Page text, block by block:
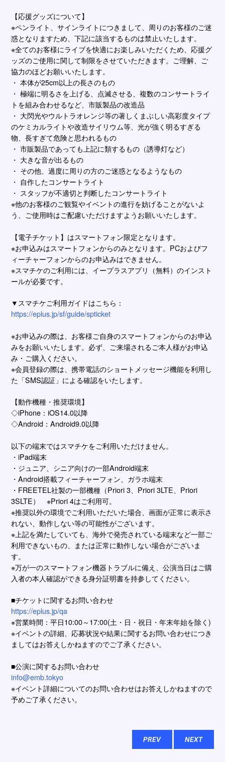
【応援グッズについて】
※ペンライト、サインライトにつきまして、周りのお客様のご迷
惑となりますため、下記に該当するものは禁⽌いたします。
※全てのお客様にライブを快適にお楽しみいただくため、応援グ
ッズのご使⽤に関して制限をさせていただきます。ご理解、ご
協⼒のほどお願いいたします。
・ 本体が25cm以上の⻑さのもの
・ 極端に明るさを上げる、点滅させる、複数のコンサートライ
トを組み合わせるなど、市販製品の改造品
・ ⼤閃光やウルトラオレンジ等の著しくまぶしい⾼彩度タイプ
のケミカルライトや改造サイリウム等、光が強く明るすぎる
物、⻑すぎて危険と思われるもの
・ 市販製品であっても上記に類するもの（誘導灯など）
・ ⼤きな⾳が出るもの
・ その他、過度に周りの⽅のご迷惑となるようなもの
・ ⾃作したコンサートライト
・ スタッフが不適切と判断したコンサートライト
※他のお客様のご観覧やイベントの進⾏を妨げることがないよ
う、ご使⽤時はご配慮いただけますようお願いいたします。
【電⼦チケット】はスマートフォン限定となります。
※お申込みはスマートフォンからのみとなります。PCおよびフ
ィーチャーフォンからのお申込みはできません。
※スマチケのご利⽤には、イープラスアプリ（無料）のインスト
ールが必要です。
▼スマチケご利⽤ガイドはこちら：
https://eplus.jp/sf/guide/spticket
※お申込みの際は、お客様ご⾃⾝のスマートフォンからのお申込
みをお願いいたします。必ず、ご来場されるご本⼈様がお申込
み・ご購⼊ください。
※会員登録の際は、携帯電話のショートメッセージ機能を利⽤し
た「SMS認証」による確認をいたします。
【動作機種・推奨環境】
◇iPhone：iOS14.0以降
◇Android：Android9.0以降
以下の端末ではスマチケをご利⽤いただけません。
・iPad端末
・ジュニア、シニア向けの⼀部Android端末
・Android搭載フィーチャーフォン、ガラホ端末
・FREETEL社製の⼀部機種（Priori 3、Priori 3LTE、Priori
3SLTE） ※Priori 4はご利⽤可。
※推奨以外の環境でご利⽤いただいた場合、画⾯が正常に表⽰さ
れない、動作しない等の可能性がございます。
※上記を満たしていても、海外で発売されている端末など⼀部ご
利⽤できないもの、または正常に動作しない場合がございま
す。
※万が⼀のスマートフォン機器トラブルに備え、公演当⽇はご購
⼊者の本⼈確認ができる⾝分証明書を持参してください。
■チケットに関するお問い合わせ
https://eplus.jp/qa
※営業時間：平日10:00～17:00(土・日・祝日・年末年始を除く)
※イベントの詳細、応募状況や結果に関するお問い合わせにつき
ましてはお答えしかねますのでご了承ください。
■公演に関するお問い合わせ
info@emb.tokyo
※イベント詳細についてのお問い合わせはお答えしかねますので
予めご了承ください。
PREV NEXT